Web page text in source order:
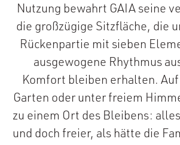
Nutzung bewahrt GAIA seine
die großzügige Sitzfläche, die
Rückenpartie mit sieben
ausgewogene Rhythmus
Komfort bleiben erhalten. Auf
Garten oder unter freiem
zu einem Ort des Bleibens:
und doch freier, als hätte die